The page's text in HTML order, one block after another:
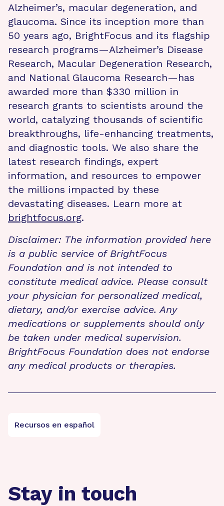
Alzheimer’s, macular degeneration, and
glaucoma. Since its inception more than
50 years ago, BrightFocus and its flagship
research programs—Alzheimer’s Disease
Research, Macular Degeneration Research,
and National Glaucoma Research—has
awarded more than $330 million in
research grants to scientists around the
world, catalyzing thousands of scientific
breakthroughs, life-enhancing treatments,
and diagnostic tools. We also share the
latest research findings, expert
information, and resources to empower
the millions impacted by these
devastating diseases. Learn more at
brightfocus.org.
Disclaimer: The information provided here
is a public service of BrightFocus
Foundation and is not intended to
constitute medical advice. Please consult
your physician for personalized medical,
dietary, and/or exercise advice. Any
medications or supplements should only
be taken under medical supervision.
BrightFocus Foundation does not endorse
any medical products or therapies.
Recursos en español
Stay in touch